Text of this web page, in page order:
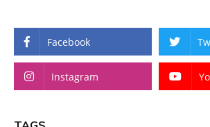
Facebook
Instagram